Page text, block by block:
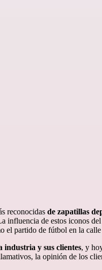
reconocidas de zapatillas
de estos iconos
el partido de fútbol en la
industria y sus clientes, y
la opinión de los